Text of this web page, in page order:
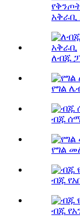
አቅራቢ
ለብጁ
የግል
ብጁ
የግል
ብጁ
ብጁ